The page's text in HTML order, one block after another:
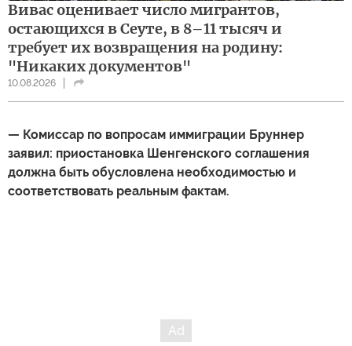
Вивас оценивает число мигрантов,
остающихся в Сеуте, в 8–11 тысяч и
требует их возвращения на родину:
"Никаких документов"
10.08.2026
— Комиссар по вопросам иммиграции Бруннер
заявил: приостановка Шенгенского соглашения
должна быть обусловлена необходимостью и
соответствовать реальным фактам.